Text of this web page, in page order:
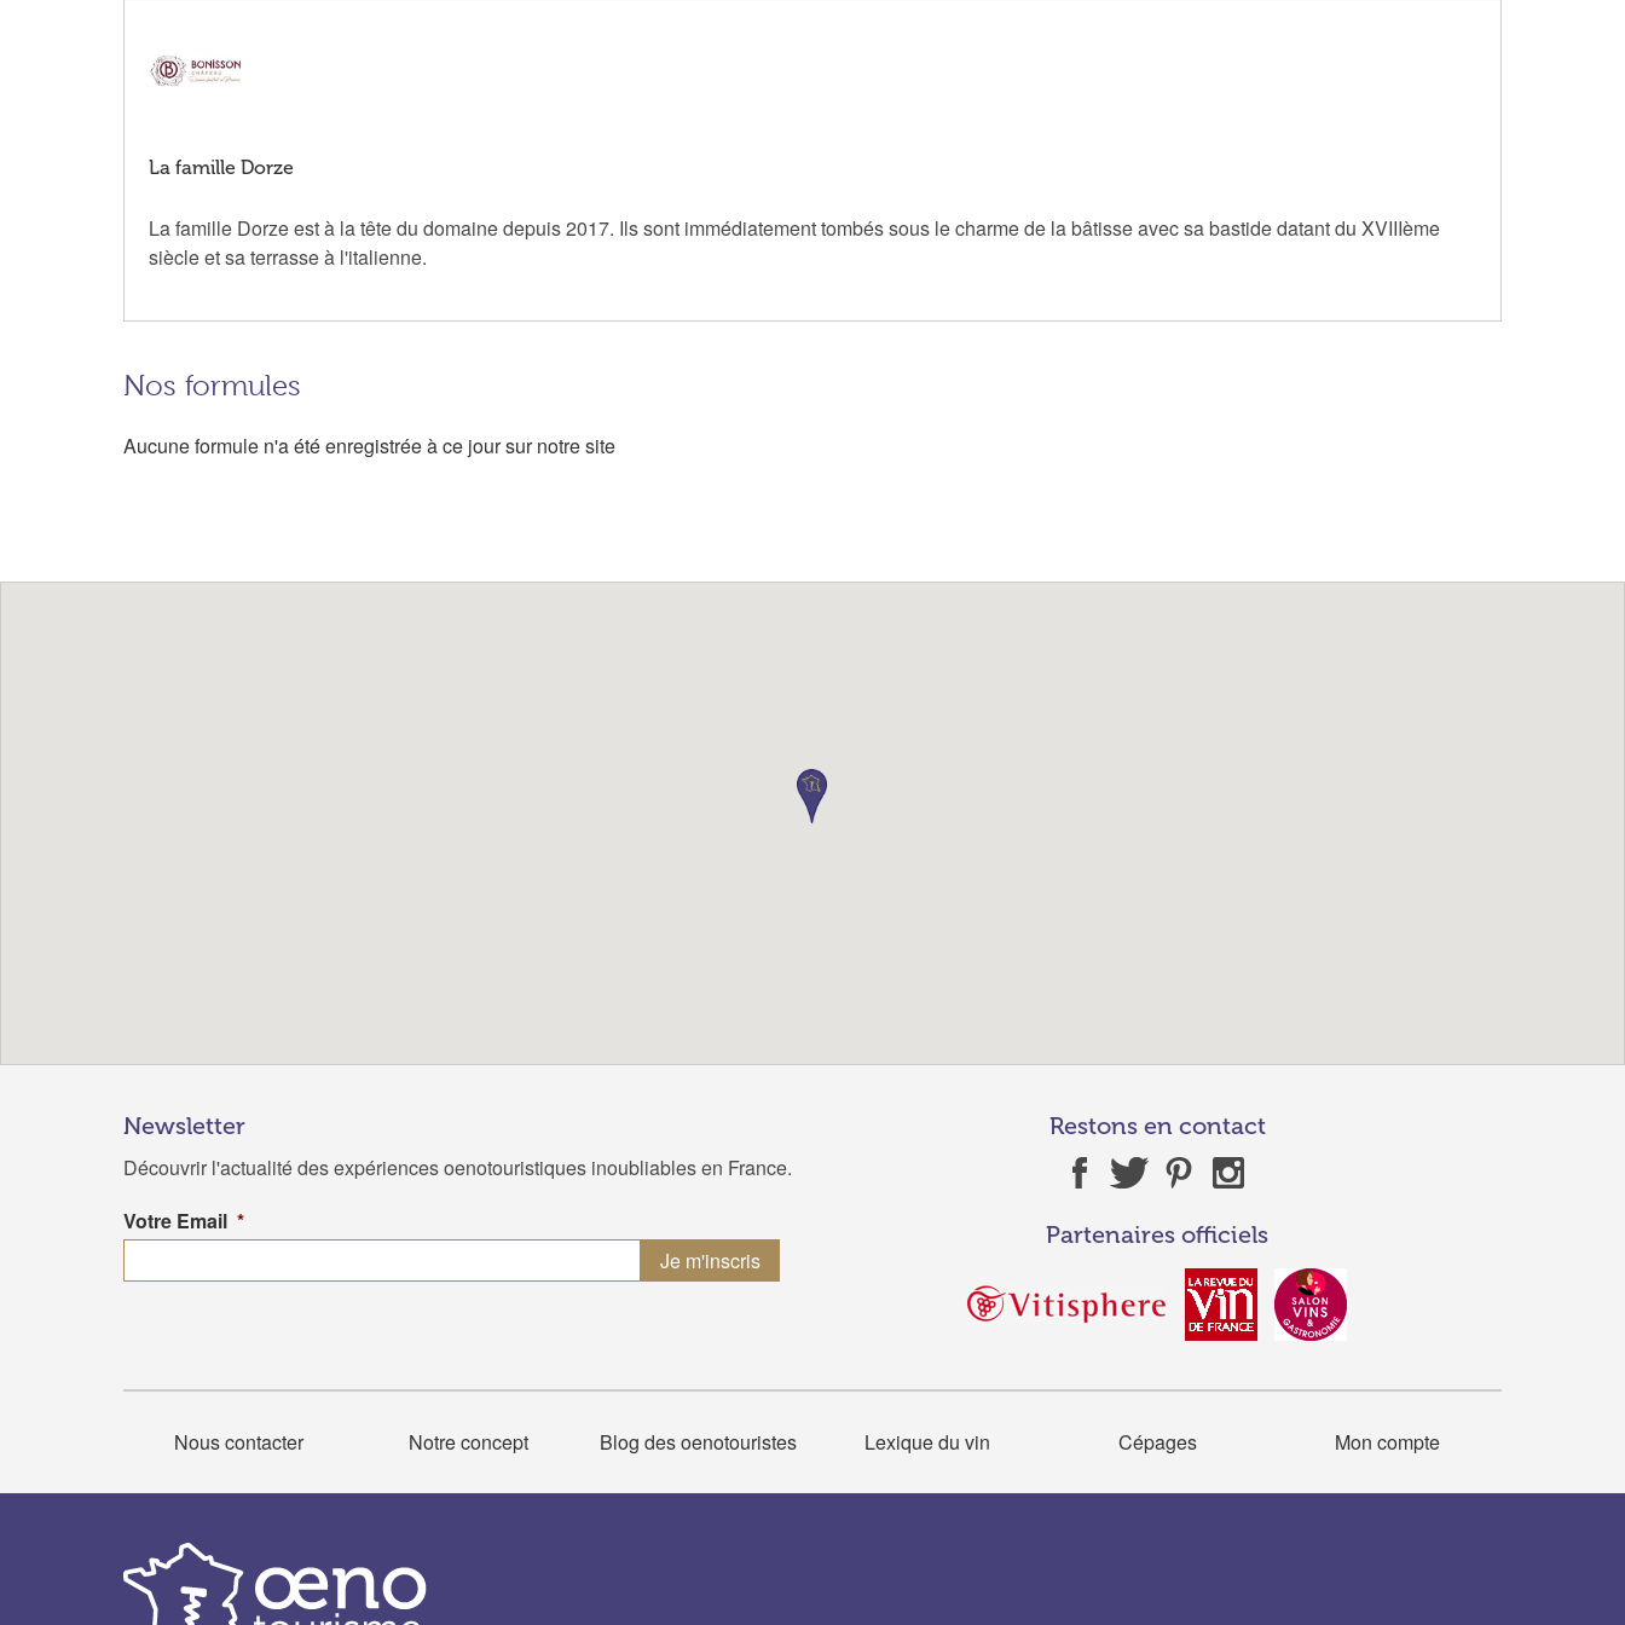
La famille Dorze
La famille Dorze est à la tête du domaine depuis 2017. Ils sont immédiatement tombés sous le charme de la bâtisse avec sa bastide datant du XVIIIème
siècle et sa terrasse à l'italienne.
Nos formules
Aucune formule n'a été enregistrée à ce jour sur notre site
Newsletter
Découvrir l'actualité des expériences oenotouristiques inoubliables en France.
Votre Email *
Restons en contact
Partenaires officiels
Nous contacter Notre concept Blog des oenotouristes Lexique du vin Cépages Mon compte